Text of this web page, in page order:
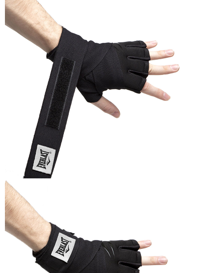
så vi kan forbedre den.
Vi anvender også første- og tredjepartsteknologier til
marketing formål. Klik på “Tillad alle” for at fortsætte som
angivet, eller klik på “Tilpas” for at vælge, hvilke typer
cookies du vil acceptere.